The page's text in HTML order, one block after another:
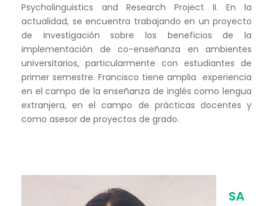
Psycholinguistics and Research Project II. En la
actualidad, se encuentra trabajando en un proyecto
de investigación sobre los beneficios de la
implementación de co-enseñanza en ambientes
universitarios, particularmente con estudiantes de
primer semestre. Francisco tiene amplia experiencia
en el campo de la enseñanza de inglés como lengua
extranjera, en el campo de prácticas docentes y
como asesor de proyectos de grado.
SA